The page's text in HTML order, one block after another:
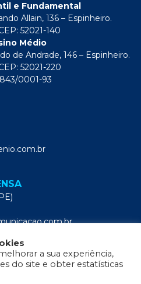
e Fundamental
Allain, 136 – Espinheiro.
52021-140
Médio
de Andrade, 146 – Espinheiro.
52021-220
0001-93
a sua experiência,
do site e obter estatísticas